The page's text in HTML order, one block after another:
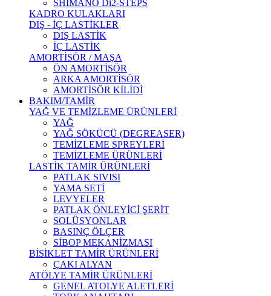
SHİMANO Di2-STEPS
KADRO KULAKLARI
DIŞ - İÇ LASTİKLER
DIŞ LASTİK
İÇ LASTİK
AMORTİSÖR / MAŞA
ÖN AMORTİSÖR
ARKA AMORTİSÖR
AMORTİSÖR KİLİDİ
BAKIM/TAMİR
YAĞ VE TEMİZLEME ÜRÜNLERİ
YAĞ
YAĞ SÖKÜCÜ (DEGREASER)
TEMİZLEME SPREYLERİ
TEMİZLEME ÜRÜNLERİ
LASTİK TAMİR ÜRÜNLERİ
PATLAK SIVISI
YAMA SETİ
LEVYELER
PATLAK ÖNLEYİCİ ŞERİT
SOLÜSYONLAR
BASINÇ ÖLÇER
SİBOP MEKANİZMASI
BİSİKLET TAMİR ÜRÜNLERİ
ÇAKI ALYAN
ATÖLYE TAMİR ÜRÜNLERİ
GENEL ATOLYE ALETLERİ